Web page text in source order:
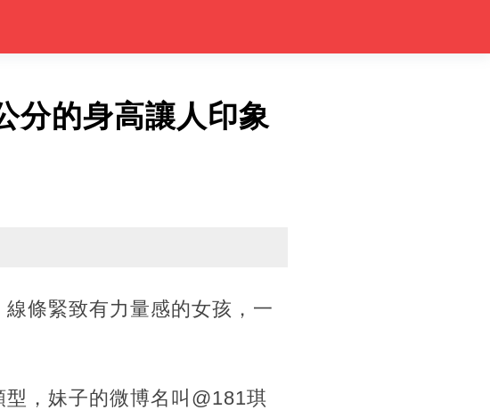
分的身高讓人印象
條緊致有力量感的女孩，一
，妹子的微博名叫@181琪